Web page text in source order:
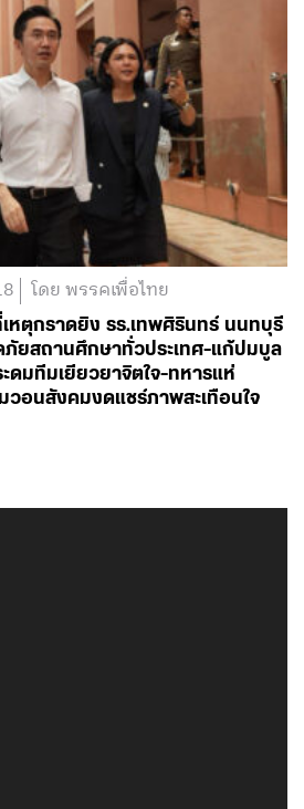
โดย พรรคเพื่อไทย
หตุกราดยิง รร.เทพศิรินทร์ นนทบุรี
ยสถานศึกษาทั่วประเทศ-แก้ปมบูล
ดมทีมเยียวยาจิตใจ-ทหารแห่
วอนสังคมงดแชร์ภาพสะเทือนใจ